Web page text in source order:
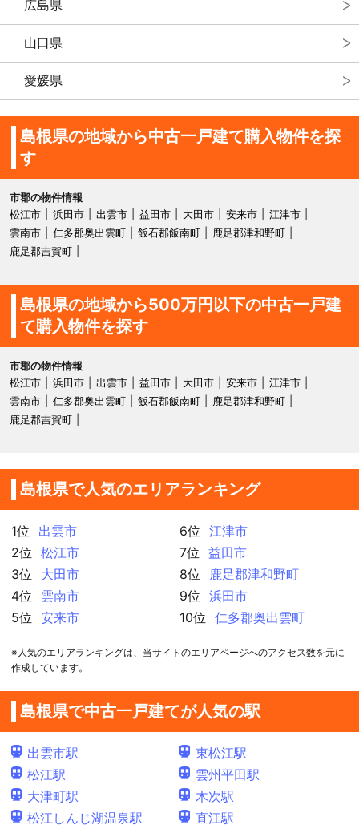
広島県
山口県
愛媛県
島根県の地域から中古一戸建て購入物件を探
す
市郡の物件情報
松江市
浜田市 出雲市 益田市 大田市 安来市
江津市
雲南市
仁多郡奥出雲町 飯石郡飯南町
鹿足郡津和野町
鹿足郡吉賀町
島根県の地域から500万円以下の中古一戸建
て購入物件を探す
市郡の物件情報
松江市
浜田市 出雲市 益田市 大田市 安来市
江津市
雲南市
仁多郡奥出雲町 飯石郡飯南町
鹿足郡津和野町
鹿足郡吉賀町
島根県で人気のエリアランキング
1位
出雲市
2位
松江市
3位
大田市
4位
雲南市
5位
安来市
6位
江津市
7位
益田市
8位
鹿足郡津和野町
9位
浜田市
10位
仁多郡奥出雲町
※人気のエリアランキングは、当サイトのエリアページへのアクセス数を元に
作成しています。
島根県で中古一戸建てが人気の駅
出雲市駅
松江駅
大津町駅
松江しんじ湖温泉駅
東松江駅
雲州平田駅
木次駅
直江駅